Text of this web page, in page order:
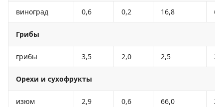
виноград 0,6 0,2 16,8 65
Грибы
грибы 3,5 2,0 2,5 30
Орехи и сухофрукты
изюм 2,9 0,6 66,0